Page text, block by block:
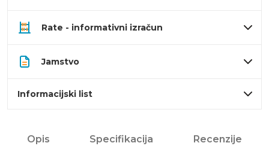
Rate - informativni izračun
Jamstvo
Informacijski list
Opis Specifikacija Recenzije